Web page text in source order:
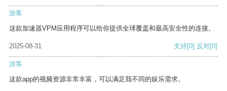
游客
这款加速器VPM应用程序可以给你提供全球覆盖和最高安全性的连接。
2025-08-31 支持[0] 反对[0]
游客
这款app的视频资源非常丰富，可以满足我不同的娱乐需求。